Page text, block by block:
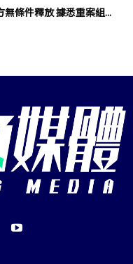
無條件釋放 據悉重案組...